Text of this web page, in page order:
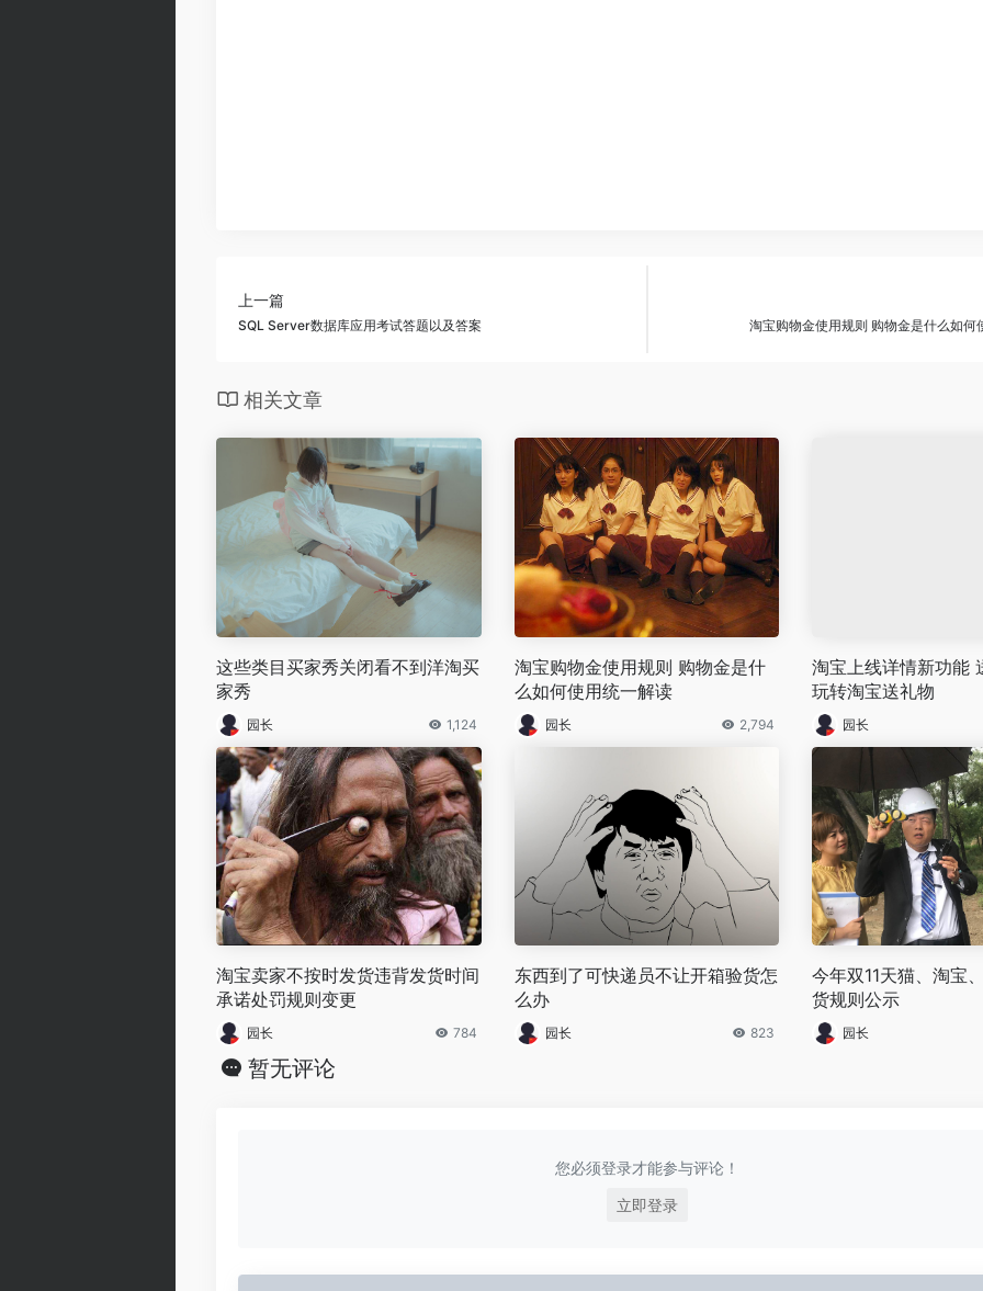
上一篇
SQL Server数据库应用考试答题以及答案 淘宝购物金使用规则 购物金是什么如何
相关文章
这些类目买家秀关闭看不到洋淘买
家秀
园长 1,124
淘宝购物金使用规则 购物金是什
么如何使用统一解读
园长 2,794
淘宝上线详情新功能
玩转淘宝送礼物
园长
淘宝卖家不按时发货违背发货时间
承诺处罚规则变更
园长 784
东西到了可快递员不让开箱验货怎
么办
园长 823
今年双11天猫、淘宝
货规则公示
园长
暂无评论
您必须登录才能参与评论！
立即登录